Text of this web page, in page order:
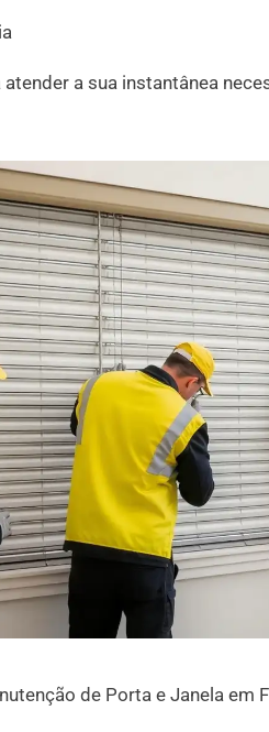
a sua instantânea
de Porta e Janela em